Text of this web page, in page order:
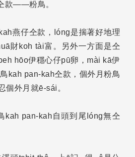
款——粉鳥。
燕仔仝款，lóng是揣著好地理
財koh tài富。另外一方面是仝
hōo伊穩心仔pū卵，mài kā伊
kah pan-kah仝款，個外月粉鳥
個外月就ē-sái。
kah pan-kah自頭到尾lóng無仝